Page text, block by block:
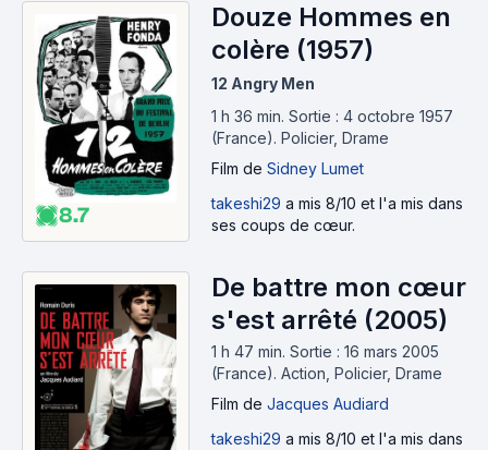
8.7
Douze Hommes en
colère (1957)
12 Angry Men
1 h 36 min. Sortie : 4 octobre 1957
(France). Policier, Drame
Film de Sidney Lumet
takeshi29 a mis 8/10 et l'a mis dans
ses coups de cœur.
De battre mon cœur
s'est arrêté (2005)
1 h 47 min. Sortie : 16 mars 2005
(France). Action, Policier, Drame
Film de Jacques Audiard
takeshi29 a mis 8/10 et l'a mis dans